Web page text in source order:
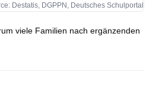
Destatis, DGPPN, Deutsches Schulportal
viele Familien nach ergänzenden